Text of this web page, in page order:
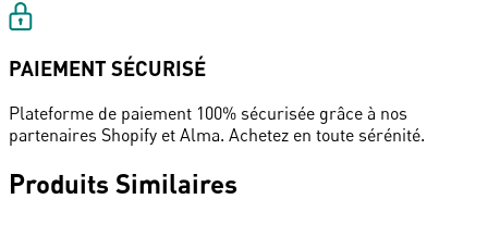
PAIEMENT SÉCURISÉ
Plateforme de paiement 100% sécurisée grâce à nos
partenaires Shopify et Alma. Achetez en toute sérénité.
Produits Similaires